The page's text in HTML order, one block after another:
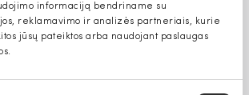
informaciją bendriname su
reklamavimo ir analizės partneriais, kurie
jūsų pateiktos arba naudojant paslaugas